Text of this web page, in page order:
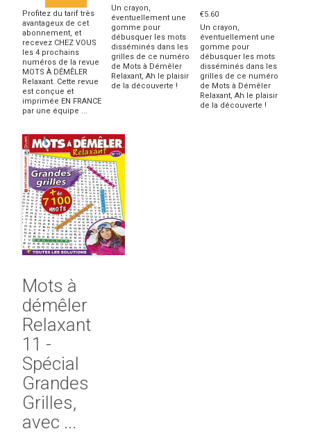
Profitez du tarif très
avantageux de cet
abonnement, et
recevez CHEZ VOUS
les 4 prochains
numéros de la revue
MOTS À DÉMÊLER
Relaxant. Cette revue
est conçue et
imprimée EN FRANCE
par une équipe ...
Un crayon,
éventuellement une
gomme pour
débusquer les mots
disséminés dans les
grilles de ce numéro
de Mots à Démêler
Relaxant, Ah le plaisir
de la découverte !
€5.60
Un crayon,
éventuellement une
gomme pour
débusquer les mots
disséminés dans les
grilles de ce numéro
de Mots à Démêler
Relaxant, Ah le plaisir
de la découverte !
Mots à
démêler
Relaxant
11 -
Spécial
Grandes
Grilles,
avec ...